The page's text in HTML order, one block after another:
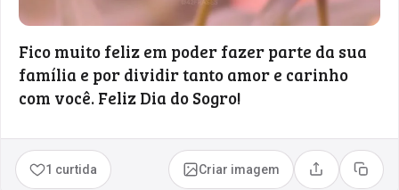
Fico muito feliz em poder fazer parte da sua
família e por dividir tanto amor e carinho
com você. Feliz Dia do Sogro!
1 curtida Criar imagem Compartilhar
Copiar